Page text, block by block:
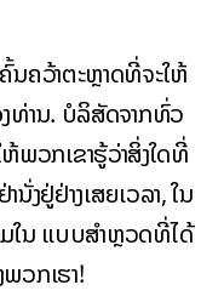
ຄວ້າຕະຫຼາດທີ່ຈະໃຫ້
ທ່ານ. ບໍລິສັດຈາກທົ່ວ
ພວກເຂົາຮູ້ວ່າສິ່ງໃດທີ່
ງຢູ່ຢ່າງເສຍເວລາ, ໃນ
ໃນ ແບບສຳຫຼວດທີ່ໄດ້
ວກເຮົາ!